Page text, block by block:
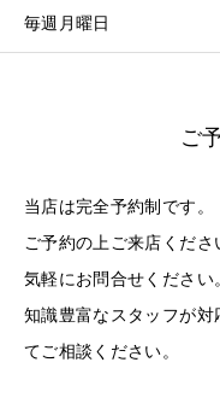
毎週月曜日
ご
当店は完全予約制です。
ご予約の上ご来店くだ
気軽にお問合せください
知識豊富なスタッフが対
てご相談ください。